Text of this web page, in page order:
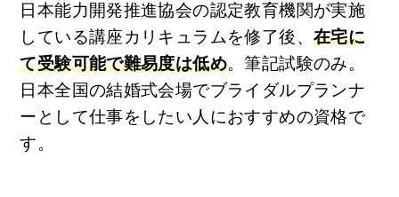
日本能力開発推進協会の認定教育機関が実施
している講座カリキュラムを修了後、 在宅に
て受験可能で難易度は低め。筆記試験のみ。
日本全国の結婚式会場でブライダルプランナ
ーとして仕事をしたい人におすすめの資格で
す。